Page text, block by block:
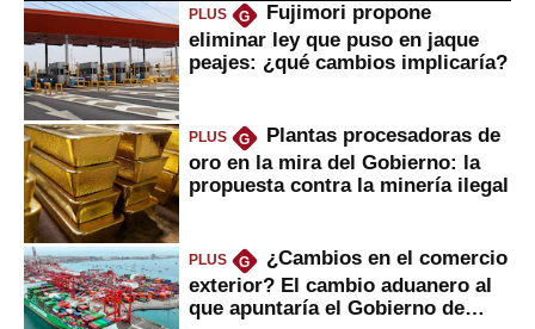
PLUS G
Fujimori propone
eliminar ley que puso en jaque
peajes: ¿qué cambios implicaría?
PLUS G
Plantas procesadoras de
oro en la mira del Gobierno: la
propuesta contra la minería ilegal
PLUS G
¿Cambios en el comercio
exterior? El cambio aduanero al
que apuntaría el Gobierno de